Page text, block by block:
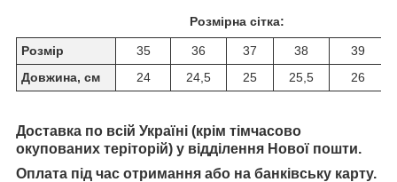
Розмірна сітка:
Розмір 35 36 37 38
39
Довжина, см
24 24,5 25 25,5 26
Доставка по всій Україні (крім тімчасово
окупованих теріторій) у відділення Нової пошти.
Оплата під час отримання або на банківську карту.